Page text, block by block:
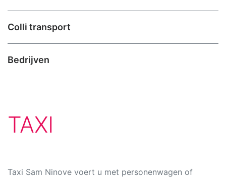
Colli transport
Bedrijven
TAXI
Taxi Sam Ninove voert u met personenwagen of